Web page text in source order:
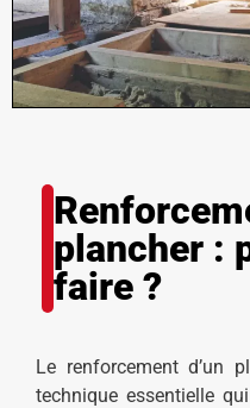
plancher :
faire ?
Le renforcement d’un
technique essentielle